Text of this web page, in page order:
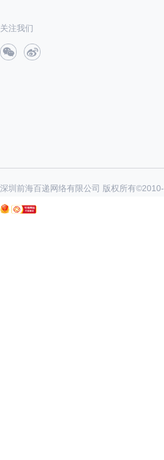
关注我们
深圳前海百递网络有限公司 版权所有©2010-